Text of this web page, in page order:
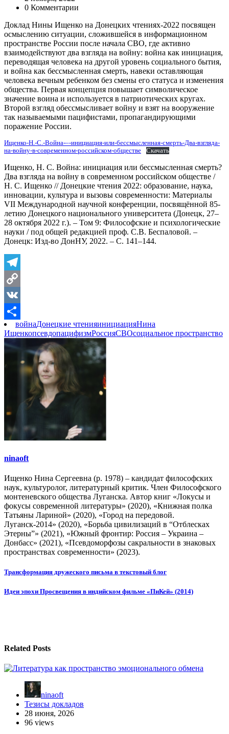
0 Комментарии
Доклад Нины Ищенко на Донецких чтениях-2022 посвящен
осмыслению ситуации, сложившейся в информационном
пространстве России после начала СВО, где активно
взаимодействуют два взгляда на войну: война как инициация,
переводящая человека на другой уровень социального бытия,
и война как бессмысленная смерть, навеки оставляющая
человека вечным ребенком без смены его статуса и изменения
общества. Первая концепция повышает символическое
значение воина и используется в патриотических кругах.
Второй взгляд обессмысливает войну и взят на вооружение
так называемыми пацифистами, пропагандирующими
поражение России.
Ищенко-Н.-С.-Война-–-инициация-или-бессмысленная-смерть-Два-взгляда-
на-войну-в-современном-российском-обществе
Скачать
Ищенко, Н. С. Война: инициация или бессмысленная смерть?
Два взгляда на войну в современном российском обществе /
Н. С. Ищенко // Донецкие чтения 2022: образование, наука,
инновации, культура и вызовы современности: Материалы
VII Международной научной конференции, посвящённой 85-
летию Донецкого национального университета (Донецк, 27–
28 октября 2022 г.). – Том 9: Философские и психологические
науки / под общей редакцией проф. С.В. Беспаловой. –
Донецк: Изд-во ДонНУ, 2022. – С. 141–144.
Telegram
Copy
Link
VK
Отправить
войнаДонецкие чтенияинициацияНина
ИщенкопсевдопацифизмРоссияСВОсоциальное пространство
ninaoft
Ищенко Нина Сергеевна (р. 1978) – кандидат философских
наук, культуролог, литературный критик. Член Философского
монтеневского общества Луганска. Автор книг «Локусы и
фокусы современной литературы» (2020), «Книжная полка
Татьяны Лариной» (2020), «Город на передовой.
Луганск-2014» (2020), «Борьба цивилизаций в “Отблесках
Этерны”» (2021), «Южный фронтир: Россия – Украина –
Донбасс» (2021), «Псевдоморфозы сакральности в знаковых
пространствах современности» (2023).
Навигация
по
Трансформация дружеского письма в текстовый блог
Идеи эпохи Просвещения в индийском фильме «ПиКей» (2014)
Related Posts
ninaoft
Тезисы докладов
28 июня, 2026
96 views